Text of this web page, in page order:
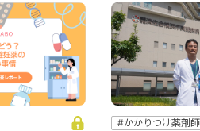
#かかりつけ薬剤師